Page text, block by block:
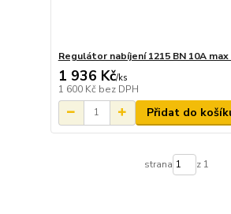
Regulátor nabíjení 1215 BN 10A max
1 936 Kč/ks
1 600 Kč bez DPH
Přidat do
strana z 1